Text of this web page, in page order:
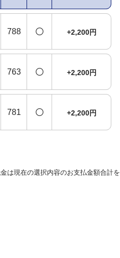
788 +2,200円
763 +2,200円
781 +2,200円
は現在の選択内容のお支払金額合計を